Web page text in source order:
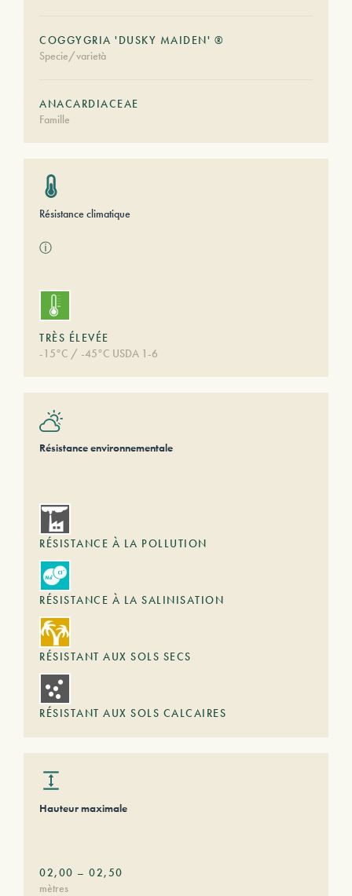
COGGYGRIA 'DUSKY MAIDEN' ®
Specie/varietà
ANACARDIACEAE
Famille
Résistance climatique
ⓘ
TRÈS ÉLEVÉE
-15°C / -45°C USDA 1-6
Résistance environnementale
RÉSISTANCE À LA POLLUTION
RÉSISTANCE À LA SALINISATION
RÉSISTANT AUX SOLS SECS
RÉSISTANT AUX SOLS CALCAIRES
Hauteur maximale
02,00 – 02,50
mètres